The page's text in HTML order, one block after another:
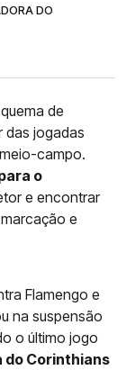
DO
de
das jogadas
campo.
o
e encontrar
e
Flamengo e
na suspensão
o último jogo
do Corinthians